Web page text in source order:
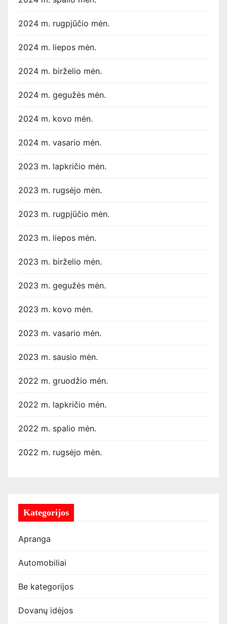
2024 m. rugpjūčio mėn.
2024 m. liepos mėn.
2024 m. birželio mėn.
2024 m. gegužės mėn.
2024 m. kovo mėn.
2024 m. vasario mėn.
2023 m. lapkričio mėn.
2023 m. rugsėjo mėn.
2023 m. rugpjūčio mėn.
2023 m. liepos mėn.
2023 m. birželio mėn.
2023 m. gegužės mėn.
2023 m. kovo mėn.
2023 m. vasario mėn.
2023 m. sausio mėn.
2022 m. gruodžio mėn.
2022 m. lapkričio mėn.
2022 m. spalio mėn.
2022 m. rugsėjo mėn.
Kategorijos
Apranga
Automobiliai
Be kategorijos
Dovanų idėjos